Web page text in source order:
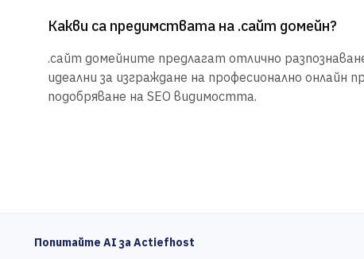
Какви са предимствата на .сайт домейн?
.сайт домейните предлагат отлично
идеални за изграждане на професионално онлайн
подобряване на SEO видимостта.
Попитайте AI за Actiefhost